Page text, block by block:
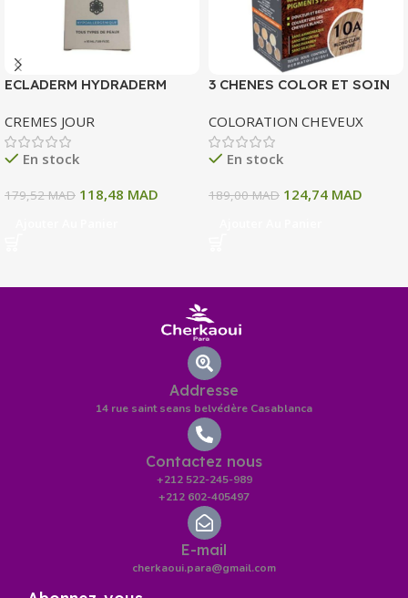
ECLADERM HYDRADERM
INTENSE 72H 50 ML
CREMES JOUR
En stock
179,52MAD 118,48 MAD
3 CHENES COLOR ET SOIN
10 A BLOND CLAIR CENDRE
135 ML
COLORATION CHEVEUX
En stock
189,00MAD 124,74 MAD
Addresse
14 rue saint seans belvédère Casablanca
Contactez nous
+212 522-245-989
+212 602-405497
E-mail
cherkaoui.para@gmail.com